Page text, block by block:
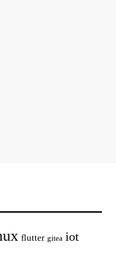
flutter gitea iot